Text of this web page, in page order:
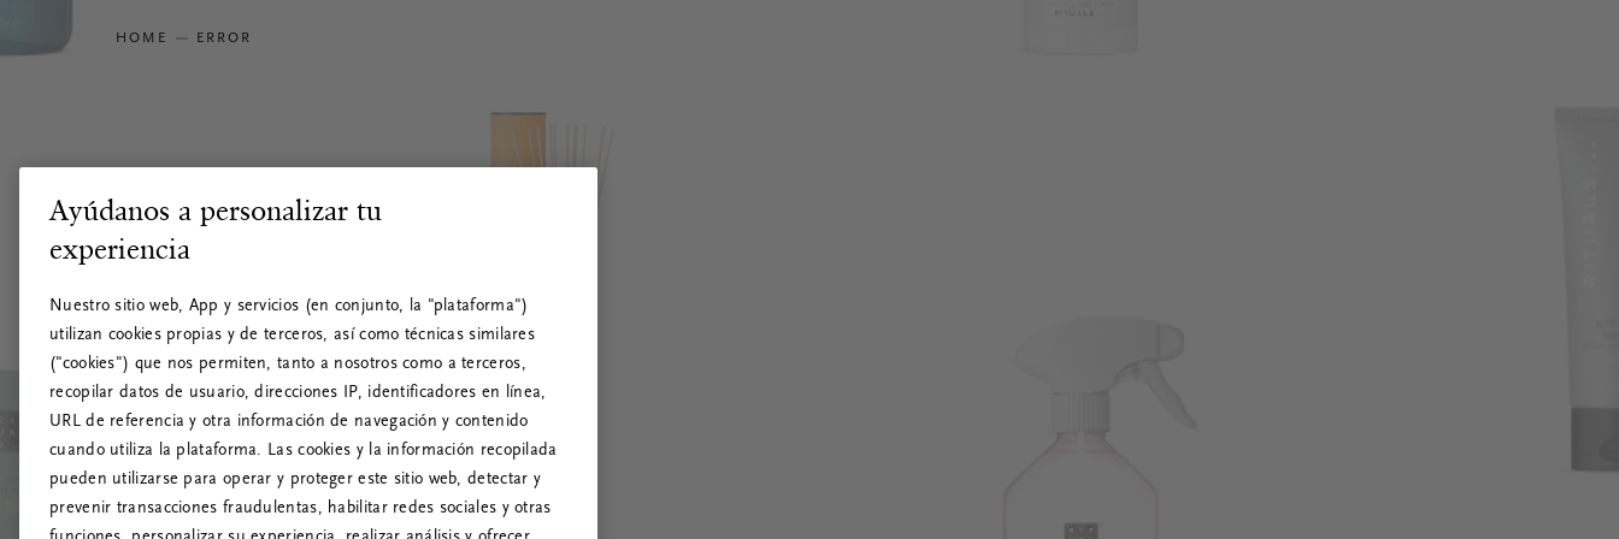
Ayúdanos a personalizar tu
experiencia
Nuestro sitio web, App y servicios (en conjunto, la "plataforma")
utilizan cookies propias y de terceros, así como técnicas similares
("cookies") que nos permiten, tanto a nosotros como a terceros,
recopilar datos de usuario, direcciones IP, identificadores en línea,
URL de referencia y otra información de navegación y contenido
cuando utiliza la plataforma. Las cookies y la información recopilada
pueden utilizarse para operar y proteger este sitio web, detectar y
prevenir transacciones fraudulentas, habilitar redes sociales y otras
HOME ERROR